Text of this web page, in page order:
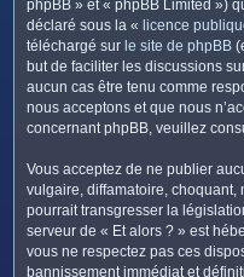
phpBB » et « phpBB Limited »)
déclaré sous la « licence
téléchargé sur le site de phpBB
but de faciliter les discussions
aucun cas être tenu comme
nous acceptons et que nous
concernant phpBB, veuillez
Vous acceptez de ne publier
vulgaire, diffamatoire, choquant,
pourrait transgresser la
serveur de « Et alors ? » est
vous ne respectez pas ces
bannissement immédiat et